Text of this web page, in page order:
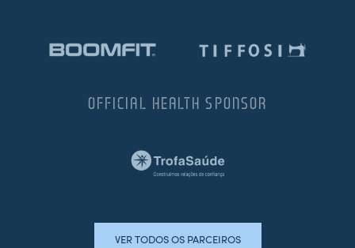
OFFICIAL HEALTH SPONSOR
VER TODOS OS PARCEIROS